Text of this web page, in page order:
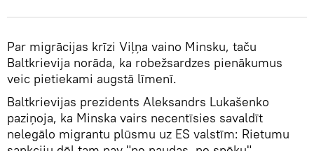
Par migrācijas krīzi Viļņa vaino Minsku, taču
Baltkrievija norāda, ka robežsardzes pienākumus
veic pietiekami augstā līmenī.
Baltkrievijas prezidents Aleksandrs Lukašenko
paziņoja, ka Minska vairs necentīsies savaldīt
nelegālo migrantu plūsmu uz ES valstīm: Rietumu